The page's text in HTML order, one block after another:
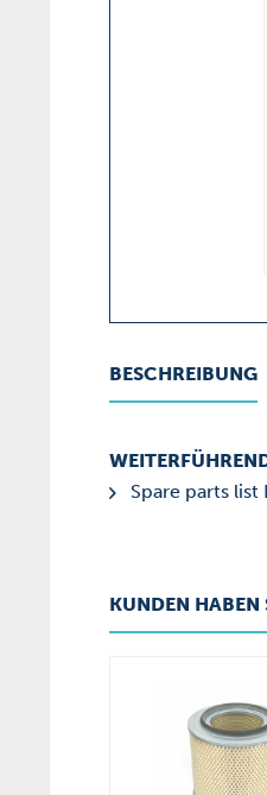
BESCHREIBUNG
Spare parts list
KUNDEN HABEN